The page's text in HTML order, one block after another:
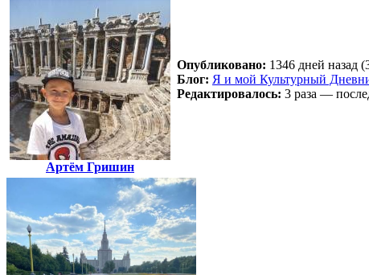
Артём Гришин
Опубликовано: 1346 дней назад
Блог: Я и мой Культурный
Редактировалось: 3 раза —